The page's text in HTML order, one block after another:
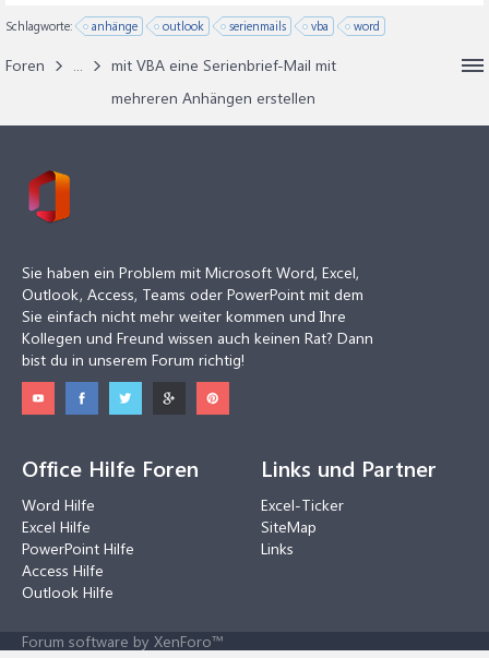
Schlagworte: anhänge outlook serienmails vba word
Foren ...
mit VBA eine Serienbrief-Mail mit
mehreren Anhängen erstellen
Sie haben ein Problem mit Microsoft Word, Excel,
Outlook, Access, Teams oder PowerPoint mit dem
Sie einfach nicht mehr weiter kommen und Ihre
Kollegen und Freund wissen auch keinen Rat? Dann
bist du in unserem Forum richtig!
Office Hilfe Foren
Word Hilfe
Excel Hilfe
PowerPoint Hilfe
Access Hilfe
Outlook Hilfe
Links und Partner
Excel-Ticker
SiteMap
Links
Forum software by XenForo™